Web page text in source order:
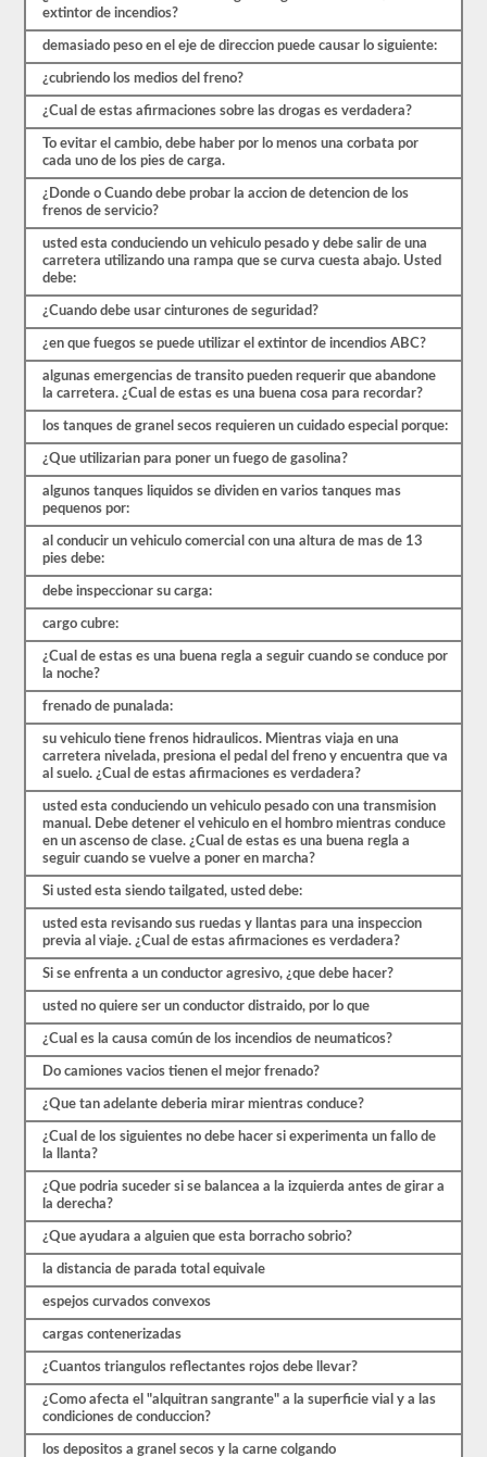
preguntas
cubiertas
por
manual
controladores
CDL
Arizona
2026,
pero
puede
ser
confuso
hay
mucha
información
libro.
Nuestras
pruebas
práctica
eliminan
el
estrés
las
preguntas
con
las
que
encontrarás
hacen
pasar
sea
muy
fácil.
Tenemos
400
preguntas
que
pertenecen
examen
Conocimiento
general
distribuidas
en
ocho
exámenes
práctica
forma
gratuita.
Asegúrate
realizar
todas
pruebas
y
tener
un
buen
conocimiento
material
salir
para
tomar
el
examen
extintor de incendios?
demasiado peso en el eje de direccion puede causar lo siguiente:
¿cubriendo los medios del freno?
¿Cual de estas afirmaciones sobre las drogas es verdadera?
To evitar el cambio, debe haber por lo menos una corbata por
cada uno de los pies de carga.
¿Donde o Cuando debe probar la accion de detencion de los
frenos de servicio?
usted esta conduciendo un vehiculo pesado y debe salir de una
carretera utilizando una rampa que se curva cuesta abajo. Usted
debe:
¿Cuando debe usar cinturones de seguridad?
¿en que fuegos se puede utilizar el extintor de incendios ABC?
algunas emergencias de transito pueden requerir que abandone
la carretera. ¿Cual de estas es una buena cosa para recordar?
los tanques de granel secos requieren un cuidado especial porque:
¿Que utilizarian para poner un fuego de gasolina?
algunos tanques liquidos se dividen en varios tanques mas
pequenos por:
al conducir un vehiculo comercial con una altura de mas de 13
pies debe:
debe inspeccionar su carga:
cargo cubre:
¿Cual de estas es una buena regla a seguir cuando se conduce por
la noche?
frenado de punalada:
su vehiculo tiene frenos hidraulicos. Mientras viaja en una
carretera nivelada, presiona el pedal del freno y encuentra que va
al suelo. ¿Cual de estas afirmaciones es verdadera?
usted esta conduciendo un vehiculo pesado con una transmision
manual. Debe detener el vehiculo en el hombro mientras conduce
en un ascenso de clase. ¿Cual de estas es una buena regla a
seguir cuando se vuelve a poner en marcha?
Si usted esta siendo tailgated, usted debe:
usted esta revisando sus ruedas y llantas para una inspeccion
previa al viaje. ¿Cual de estas afirmaciones es verdadera?
Si se enfrenta a un conductor agresivo, ¿que debe hacer?
usted no quiere ser un conductor distraido, por lo que
¿Cual es la causa común de los incendios de neumaticos?
Do camiones vacios tienen el mejor frenado?
¿Que tan adelante deberia mirar mientras conduce?
¿Cual de los siguientes no debe hacer si experimenta un fallo de
la llanta?
¿Que podria suceder si se balancea a la izquierda antes de girar a
la derecha?
¿Que ayudara a alguien que esta borracho sobrio?
la distancia de parada total equivale
espejos curvados convexos
cargas contenerizadas
¿Cuantos triangulos reflectantes rojos debe llevar?
¿Como afecta el "alquitran sangrante" a la superficie vial y a las
condiciones de conduccion?
los depositos a granel secos y la carne colgando